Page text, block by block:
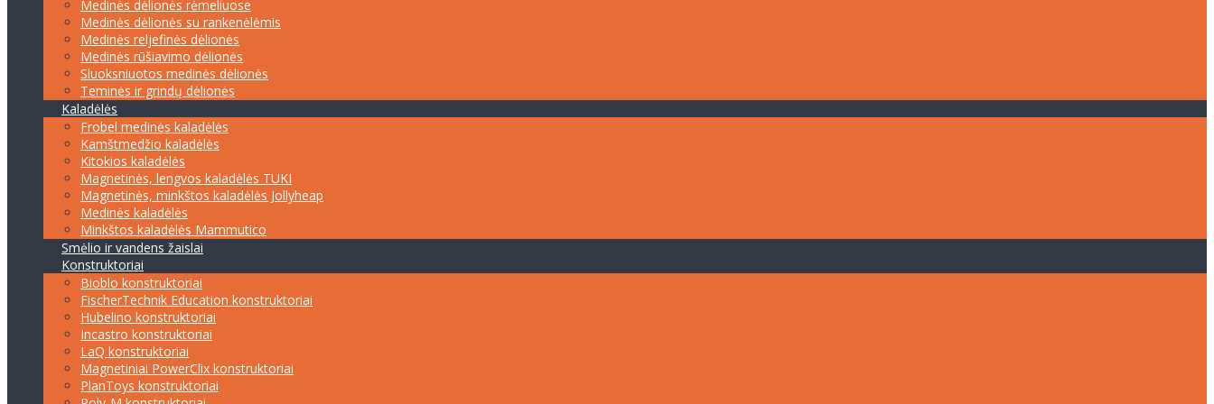
Medinės dėlionės rėmeliuose
Medinės dėlionės su rankenėlėmis
Medinės reljefinės dėlionės
Medinės rūšiavimo dėlionės
Sluoksniuotos medinės dėlionės
Teminės ir grindų dėlionės
Kaladėlės
Frobel medinės kaladėlės
Kamštmedžio kaladėlės
Kitokios kaladėlės
Magnetinės, lengvos kaladėlės TUKI
Magnetinės, minkštos kaladėlės Jollyheap
Medinės kaladėlės
Minkštos kaladėlės Mammutico
Smėlio ir vandens žaislai
Konstruktoriai
Bioblo konstruktoriai
FischerTechnik Education konstruktoriai
Hubelino konstruktoriai
Incastro konstruktoriai
LaQ konstruktoriai
Magnetiniai PowerClix konstruktoriai
PlanToys konstruktoriai